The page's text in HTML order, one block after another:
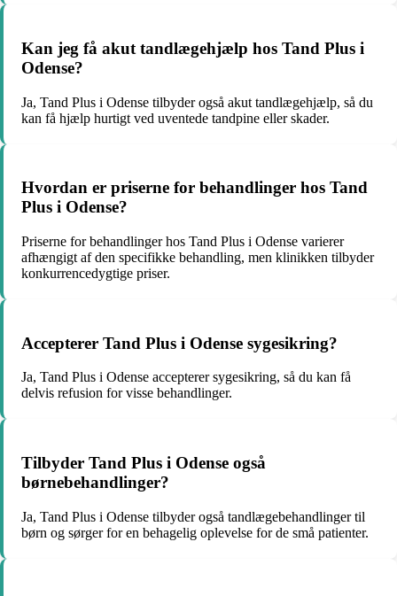
Kan jeg få akut tandlægehjælp hos Tand Plus i
Odense?
Ja, Tand Plus i Odense tilbyder også akut tandlægehjælp, så du
kan få hjælp hurtigt ved uventede tandpine eller skader.
Hvordan er priserne for behandlinger hos Tand
Plus i Odense?
Priserne for behandlinger hos Tand Plus i Odense varierer
afhængigt af den specifikke behandling, men klinikken tilbyder
konkurrencedygtige priser.
Accepterer Tand Plus i Odense sygesikring?
Ja, Tand Plus i Odense accepterer sygesikring, så du kan få
delvis refusion for visse behandlinger.
Tilbyder Tand Plus i Odense også
børnebehandlinger?
Ja, Tand Plus i Odense tilbyder også tandlægebehandlinger til
børn og sørger for en behagelig oplevelse for de små patienter.